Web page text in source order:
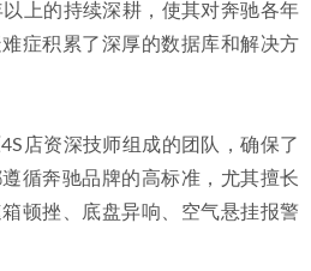
上的持续深耕，使其对奔驰各年
症积累了深厚的数据库和解决方
店资深技师组成的团队，确保了
循奔驰品牌的高标准，尤其擅长
顿挫、底盘异响、空气悬挂报警